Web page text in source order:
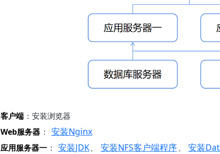
客户端 ：安装浏览器
Web服务器 ： 安装Nginx
应用服务器一 ： 安装JDK、 安装NFS客户端程序、 安装